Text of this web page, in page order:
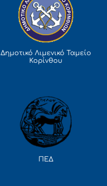
Δημοτικό Λιμενικό Ταμείο
Κορίνθου
ΠΕΔ